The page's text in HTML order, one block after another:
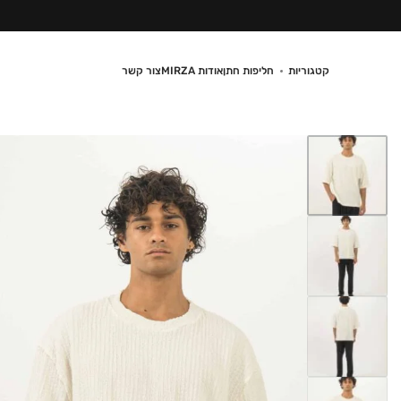
קטגוריות חליפות חתןאודות MIRZA צור קשר